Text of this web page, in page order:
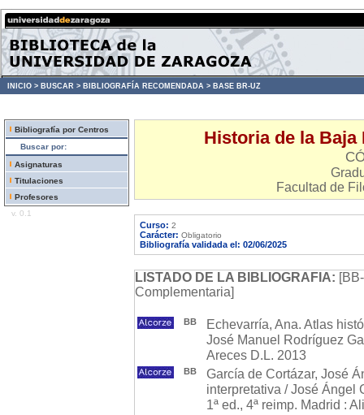
INICIO > BUSCAR > BIBLIOGRAFÍA RECOMENDADA > BASE BR-UZ
Bibliografía por Centros
Buscar por:
Asignaturas
Titulaciones
Profesores
v. 0.1
Historia de la Baja
Facultad de
Curso: 2
Carácter: Obligatorio
Bibliografía validada el: 02/06/2025
LISTADO DE LA BIBLIOGRAFIA:
Complementaria]
BB
Echevarría, Ana. Atlas
José Manuel Rodríguez
Areces D.L. 2013
BB
García de Cortázar, José
interpretativa / José Ángel
1ª ed., 4ª reimp. Madrid :